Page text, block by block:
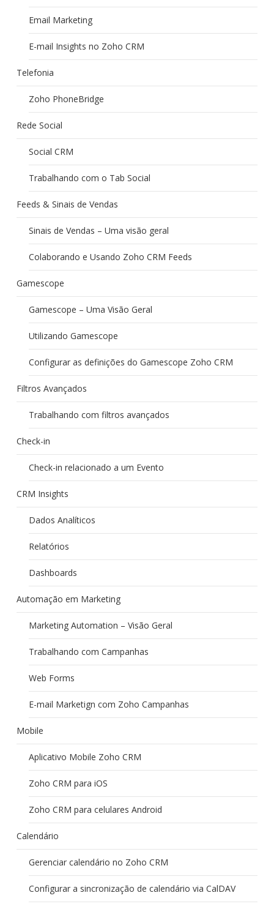
Email Marketing
E-mail Insights no Zoho CRM
Telefonia
Zoho PhoneBridge
Rede Social
Social CRM
Trabalhando com o Tab Social
Feeds & Sinais de Vendas
Sinais de Vendas – Uma visão geral
Colaborando e Usando Zoho CRM Feeds
Gamescope
Gamescope – Uma Visão Geral
Utilizando Gamescope
Configurar as definições do Gamescope Zoho CRM
Filtros Avançados
Trabalhando com filtros avançados
Check-in
Check-in relacionado a um Evento
CRM Insights
Dados Analíticos
Relatórios
Dashboards
Automação em Marketing
Marketing Automation – Visão Geral
Trabalhando com Campanhas
Web Forms
E-mail Marketign com Zoho Campanhas
Mobile
Aplicativo Mobile Zoho CRM
Zoho CRM para iOS
Zoho CRM para celulares Android
Calendário
Gerenciar calendário no Zoho CRM
Configurar a sincronização de calendário via CalDAV